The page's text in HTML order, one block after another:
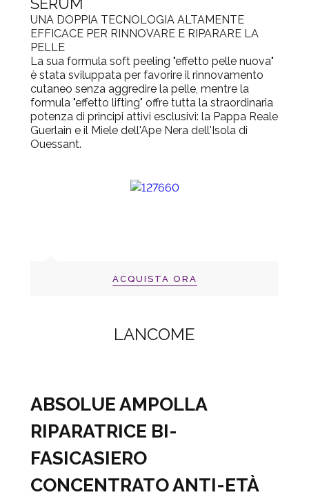
UNA DOPPIA TECNOLOGIA ALTAMENTE
EFFICACE PER RINNOVARE E RIPARARE LA
PELLE
La sua formula soft peeling "effetto pelle nuova"
è stata sviluppata per favorire il rinnovamento
cutaneo senza aggredire la pelle, mentre la
formula "effetto lifting" offre tutta la straordinaria
potenza di principi attivi esclusivi: la Pappa Reale
Guerlain e il Miele dell'Ape Nera dell'Isola di
Ouessant.
ACQUISTA ORA
LANCOME
ABSOLUE AMPOLLA
RIPARATRICE BI-
FASICASIERO
CONCENTRATO ANTI-ETÀ